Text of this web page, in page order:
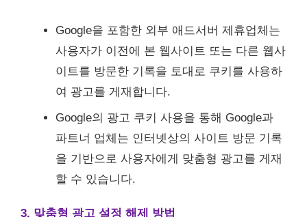
Google을 포함한 외부 애드서버 제휴업체는
사용자가 이전에 본 웹사이트 또는 다른 웹사
이트를 방문한 기록을 토대로 쿠키를 사용하
여 광고를 게재합니다.
Google의 광고 쿠키 사용을 통해 Google과
파트너 업체는 인터넷상의 사이트 방문 기록
을 기반으로 사용자에게 맞춤형 광고를 게재
할 수 있습니다.
3. 맞춤형 광고 설정 해제 방법